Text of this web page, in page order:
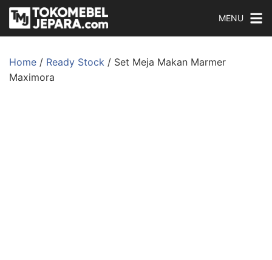
MENU
Home / Ready Stock / Set Meja Makan Marmer
Maximora